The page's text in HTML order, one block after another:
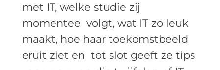
met IT, welke studie zij
momenteel volgt, wat IT zo leuk
maakt, hoe haar toekomstbeeld
eruit ziet en tot slot geeft ze tips